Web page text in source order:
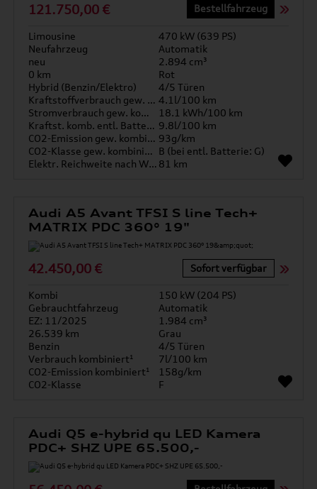
121.750,00 € Bestellfahrzeug
Limousine
470 kW (639 PS)
Neufahrzeug
Automatik
neu
2.894 cm³
0 km
Rot
Hybrid (Benzin/Elektro)
4/5 Türen
Kraftstoffverbrauch gew. kombiniert 4.1l/100 km
Stromverbrauch gew. kombiniert
18.1 kWh/100 km
Kraftst. komb. entl. Batterie 9.8l/100 km
CO2-Emission gew. kombiniert 93g/km
CO2-Klasse gew. kombiniert B (bei entl. Batterie: G)
Elektr. Reichweite nach WLTP* 81 km
Audi A5 Avant TFSI S line Tech+
MATRIX PDC 360° 19"
42.450,00 € Sofort verfügbar
Kombi
150 kW (204 PS)
Gebrauchtfahrzeug
Automatik
EZ: 11/2025
1.984 cm³
26.539 km
Grau
Benzin
4/5 Türen
Verbrauch kombiniert¹
7l/100 km
CO2-Emission kombiniert¹
158g/km
CO2-Klasse
F
Audi Q5 e-hybrid qu LED Kamera
PDC+ SHZ UPE 65.500,-